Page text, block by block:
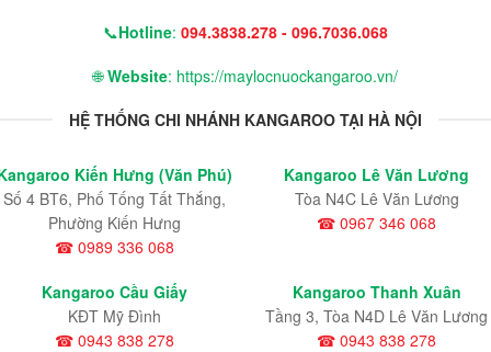
📞Hotline: 094.3838.278 - 096.7036.068
🌐Website: https://maylocnuockangaroo.vn/
HỆ THỐNG CHI NHÁNH KANGAROO TẠI HÀ NỘI
Kiến Hưng (Văn Phú)
Số 4 BT6, Phố Tống Tất Thắng,
Phường Kiến Hưng
☎ 0989 336 068
Kangaroo Lê Văn Lương
Tòa N4C Lê Văn Lương
☎ 0967 346 068
Kangaroo Cầu Giấy
KĐT Mỹ Đình
☎ 0943 838 278
Kangaroo Thanh Xuân
Tầng 3, Tòa N4D Lê Văn Lương
☎ 0943 838 278